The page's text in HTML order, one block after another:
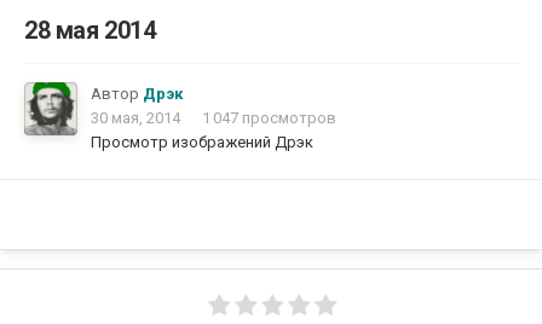
28 мая 2014
Автор Дрэк
30 мая, 2014
1 047 просмотров
Просмотр изображений Дрэк